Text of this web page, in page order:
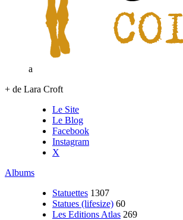
a
+ de Lara Croft
Le Site
Le Blog
Facebook
Instagram
X
Albums
Statuettes 1307
Statues (lifesize) 60
Les Editions Atlas 269